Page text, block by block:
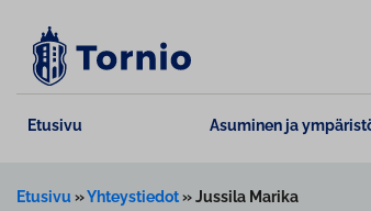
sisältöön
Etusivu Asuminen ja
Etusivu »Yhteystiedot»Jussila Marika